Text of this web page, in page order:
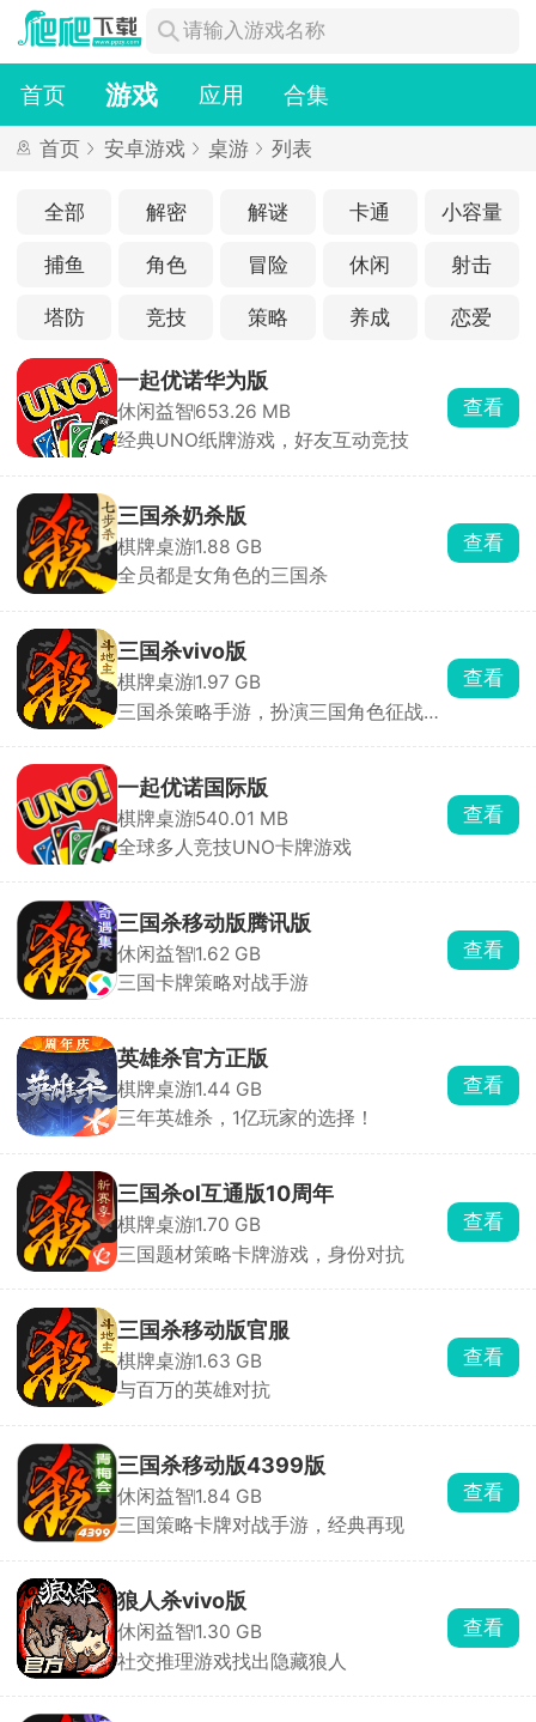
首页 游戏 应用 合集
首页 安卓游戏 桌游 列表
全部 解密 解谜 卡通 小容量
捕鱼 角色 冒险 休闲 射击
塔防 竞技 策略 养成 恋爱
一起优诺华为版
休闲益智653.26 MB
经典UNO纸牌游戏，好友互动竞技
查看
三国杀奶杀版
棋牌桌游1.88 GB
全员都是女角色的三国杀
查看
三国杀vivo版
棋牌桌游1.97 GB
三国杀策略手游，扮演三国角色征战天
查看
一起优诺国际版
棋牌桌游540.01 MB
全球多人竞技UNO卡牌游戏
查看
三国杀移动版腾讯版
休闲益智1.62 GB
三国卡牌策略对战手游
查看
英雄杀官方正版
棋牌桌游1.44 GB
三年英雄杀，1亿玩家的选择！
查看
三国杀ol互通版10周年
棋牌桌游1.70 GB
三国题材策略卡牌游戏，身份对抗
查看
三国杀移动版官服
棋牌桌游1.63 GB
与百万的英雄对抗
查看
三国杀移动版4399版
休闲益智1.84 GB
三国策略卡牌对战手游，经典再现
查看
狼人杀vivo版
休闲益智1.30 GB
社交推理游戏找出隐藏狼人
查看